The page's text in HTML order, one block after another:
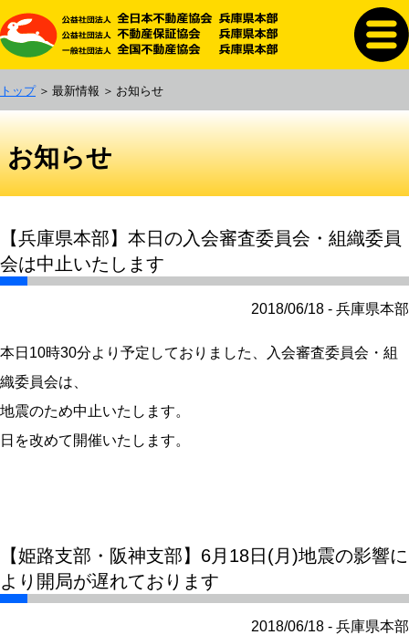
トップ 最新情報 お知らせ
お知らせ
【兵庫県本部】本日の入会審査委員会・組織委員
会は中止いたします
2018/06/18 - 兵庫県本部
本日10時30分より予定しておりました、入会審査委員会・組
織委員会は、
地震のため中止いたします。
日を改めて開催いたします。
【姫路支部・阪神支部】6月18日(月)地震の影響に
より開局が遅れております
2018/06/18 - 兵庫県本部